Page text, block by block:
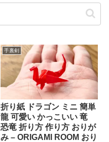
手裏剣
折り紙 ドラゴン ミニ 簡単
龍 可愛い かっこいい 竜
恐竜 折り方 作り方 おりが
み – ORIGAMI ROOM おり